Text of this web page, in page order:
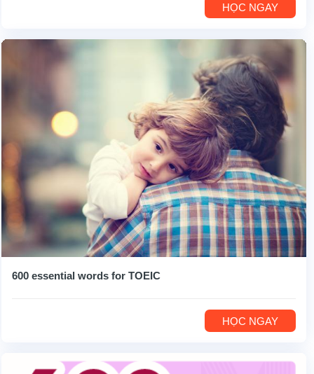
HỌC NGAY
600 essential words for TOEIC
HỌC NGAY